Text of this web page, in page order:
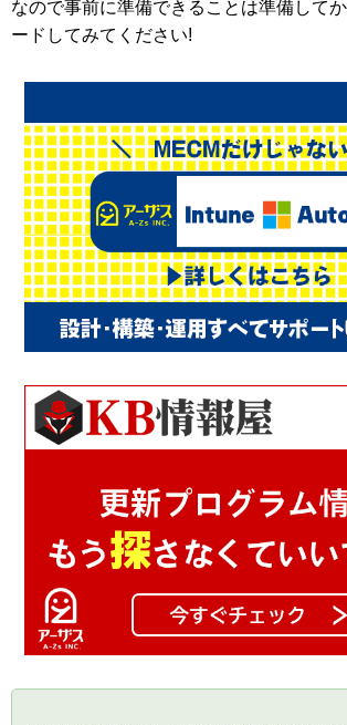
なので事前に準備できることは準備して
ードしてみてください!